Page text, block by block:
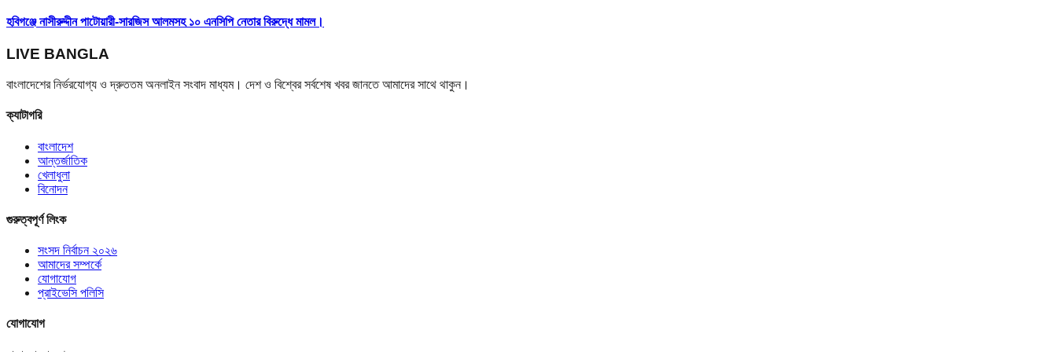
হবিগঞ্জে নাসীরুদ্দীন পাটোয়ারী-সারজিস আলমসহ ১০ এনসিপি নেতার বিরুদ্ধে মামল।
LIVE BANGLA
বাংলাদেশের নির্ভরযোগ্য ও দ্রুততম অনলাইন সংবাদ মাধ্যম। দেশ ও বিশ্বের সর্বশেষ খবর জানতে আমাদের সাথে থাকুন।
ক্যাটাগরি
বাংলাদেশ
আন্তর্জাতিক
খেলাধুলা
বিনোদন
গুরুত্বপূর্ণ লিংক
সংসদ নির্বাচন ২০২৬
আমাদের সম্পর্কে
যোগাযোগ
প্রাইভেসি পলিসি
যোগাযোগ